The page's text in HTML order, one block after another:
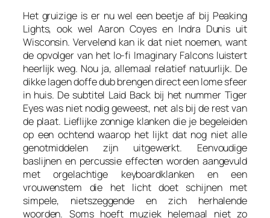
Het gruizige is er nu wel een beetje af bij Peaking
Lights, ook wel Aaron Coyes en Indra Dunis uit
Wisconsin. Vervelend kan ik dat niet noemen, want
de opvolger van het lo-fi Imaginary Falcons luistert
heerlijk weg. Nou ja, allemaal relatief natuurlijk. De
dikke lagen doffe dub brengen direct een lome sfeer
in huis. De subtitel Laid Back bij het nummer Tiger
Eyes was niet nodig geweest, net als bij de rest van
de plaat. Lieflijke zonnige klanken die je begeleiden
op een ochtend waarop het lijkt dat nog niet alle
genotmiddelen zijn uitgewerkt. Eenvoudige
baslijnen en percussie effecten worden aangevuld
met orgelachtige keyboardklanken en een
vrouwenstem die het licht doet schijnen met
simpele, nietszeggende en zich herhalende
woorden. Soms hoeft muziek helemaal niet zo